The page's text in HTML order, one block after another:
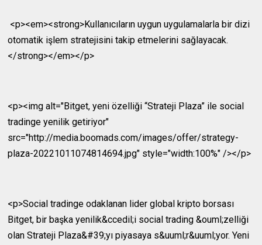
<p><em><strong>Kullanıcıların uygun uygulamalarla bir dizi
otomatik işlem stratejisini takip etmelerini sağlayacak.
</strong></em></p>
<p><img alt="Bitget, yeni özelliği “Strateji Plaza” ile social
tradinge yenilik getiriyor"
src="http://media.boomads.com/images/offer/strategy-
plaza-20221011074814694.jpg" style="width:100%" /></p>
<p>Social tradinge odaklanan lider global kripto borsası
Bitget, bir başka yenilik&ccedil;i social trading &ouml;zelliği
olan Strateji Plaza&#39;yı piyasaya s&uuml;r&uuml;yor. Yeni